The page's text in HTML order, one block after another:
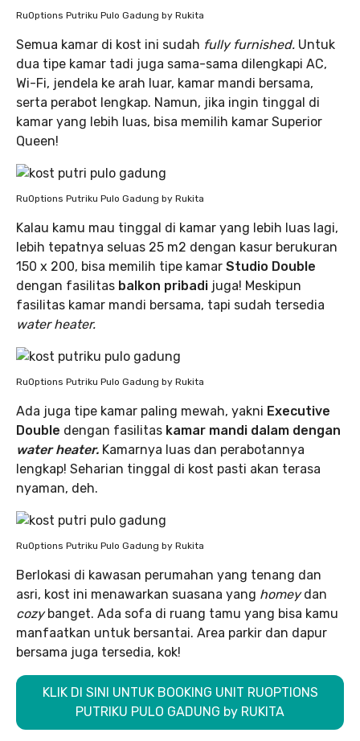
RuOptions Putriku Pulo Gadung by Rukita
Semua kamar di kost ini sudah fully furnished. Untuk
dua tipe kamar tadi juga sama-sama dilengkapi AC,
Wi-Fi, jendela ke arah luar, kamar mandi bersama,
serta perabot lengkap. Namun, jika ingin tinggal di
kamar yang lebih luas, bisa memilih kamar Superior
Queen!
RuOptions Putriku Pulo Gadung by Rukita
Kalau kamu mau tinggal di kamar yang lebih luas lagi,
lebih tepatnya seluas 25 m2 dengan kasur berukuran
150 x 200, bisa memilih tipe kamar Studio Double
dengan fasilitas balkon pribadi juga! Meskipun
fasilitas kamar mandi bersama, tapi sudah tersedia
water heater.
RuOptions Putriku Pulo Gadung by Rukita
Ada juga tipe kamar paling mewah, yakni Executive
Double dengan fasilitas kamar mandi dalam dengan
water heater. Kamarnya luas dan perabotannya
lengkap! Seharian tinggal di kost pasti akan terasa
nyaman, deh.
RuOptions Putriku Pulo Gadung by Rukita
Berlokasi di kawasan perumahan yang tenang dan
asri, kost ini menawarkan suasana yang homeydan
cozy banget. Ada sofa di ruang tamu yang bisa kamu
manfaatkan untuk bersantai. Area parkir dan dapur
bersama juga tersedia, kok!
KLIK DI SINI UNTUK BOOKING UNIT RUOPTIONS
PUTRIKU PULO GADUNG by RUKITA